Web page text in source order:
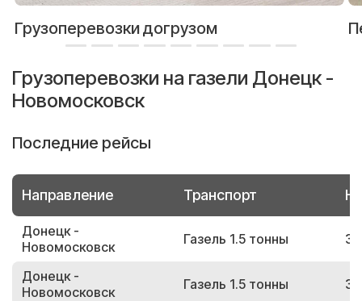
Грузоперевозки догрузом
Грузоперевозки на газели Донецк -
Новомосковск
Последние рейсы
Направление Транспорт
Донецк -
Новомосковск
Газель 1.5 тонны
Донецк -
Новомосковск
Газель 1.5 тонны